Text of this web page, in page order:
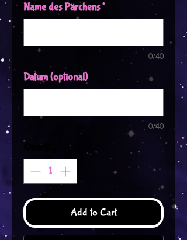
Name des Pärchens*
0/40
Datum (optional)
0/40
Quantity
Add to Cart